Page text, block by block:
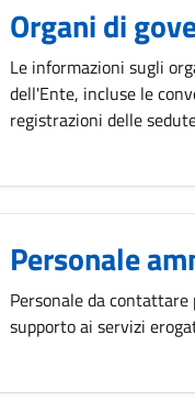
Organi di
Le informazioni sugli
dell'Ente, incluse le
registrazioni delle
Personale
Personale da
supporto ai servizi